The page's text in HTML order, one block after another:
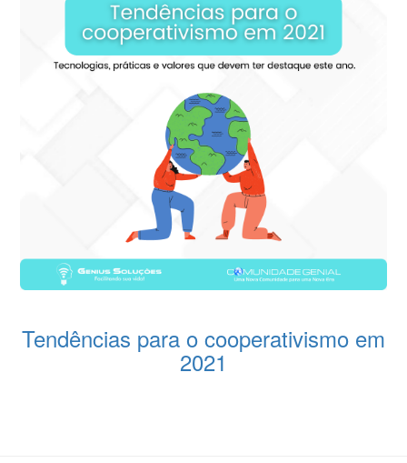
Tendências para o cooperativismo em
2021